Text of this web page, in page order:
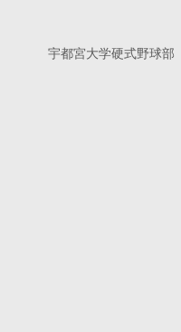
宇都宮大学硬式野球部